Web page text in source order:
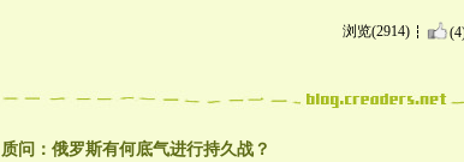
浏览(2914)
质问：俄罗斯有何底气进行持久战？